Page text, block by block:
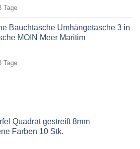
Tage
Bauchtasche Umhängetasche 3 in
MOIN Meer Maritim
Tage
Quadrat gestreift 8mm
Farben 10 Stk.